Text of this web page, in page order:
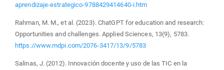
aprendizaje-estrategico-9788429414640-i.htm
Rahman, M. M., et al. (2023). ChatGPT for education and research:
Opportunities and challenges. Applied Sciences, 13(9), 5783.
https://www.mdpi.com/2076-3417/13/9/5783
Salinas, J. (2012). Innovación docente y uso de las TIC en la